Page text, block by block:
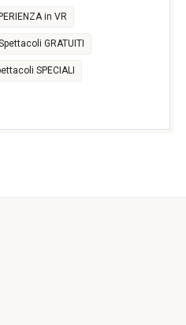
in VR
GRATUITI
SPECIALI